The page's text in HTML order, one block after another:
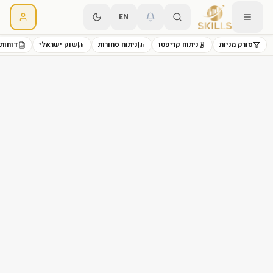
EN
סורק מניות ניתוח קריפטו ניתוח סחורות שוק ישראלי